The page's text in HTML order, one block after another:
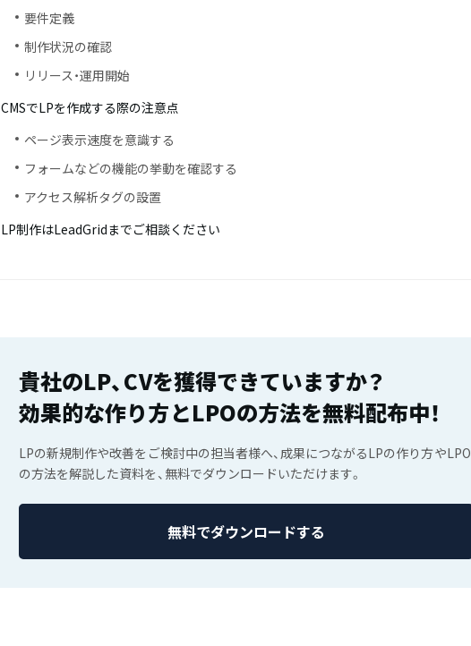
要件定義
制作状況の確認
リリース・運用開始
CMSでLPを作成する際の注意点
ページ表示速度を意識する
フォームなどの機能の挙動を確認する
アクセス解析タグの設置
LP制作はLeadGridまでご相談ください
貴社のLP、CVを獲得できていますか？
効果的な作り方とLPOの方法を無料配布中！
LPの新規制作や改善をご検討中の担当者様へ、成果につながるLPの作り方やLPO
の方法を解説した資料を、無料でダウンロードいただけます。
無料でダウンロードする